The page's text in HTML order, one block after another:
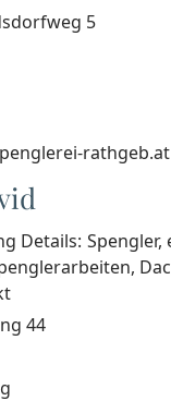
5
rathgeb.at
Details:
44